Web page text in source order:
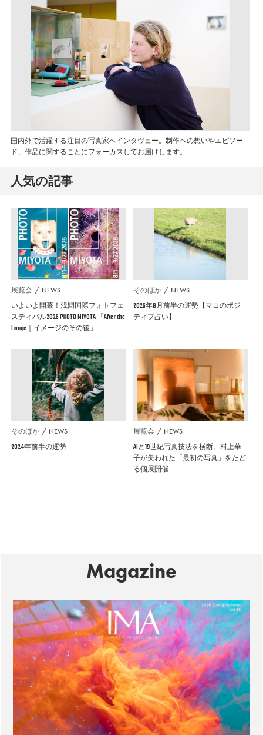
国内外で活躍する注目の写真家へインタヴュー。制作への想いやエピソー
ド、作品に関することにフォーカスしてお届けします。
人気の記事
展覧会 NEWS
いよいよ開幕！浅間国際フォトフェ
スティバル2026 PHOTO MIYOTA 「After the
Image｜イメージのその後」
そのほか NEWS
2026年8月前半の運勢【マコのポジ
ティブ占い】
そのほか NEWS
2024年前半の運勢
展覧会 NEWS
AIと19世紀写真技法を横断。村上華
子が失われた「最初の写真」をたど
る個展開催
Magazine